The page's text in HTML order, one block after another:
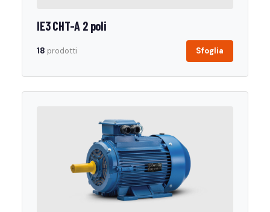
IE3 CHT-A 2 poli
18 prodotti Sfoglia